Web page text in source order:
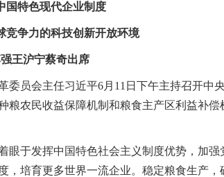
国特色现代企业制度
竞争力的科技创新开放环境
王沪宁蔡奇出席
员会主任习近平6月11日下午主持召开中
农民收益保障机制和粮食主产区利益补
于发挥中国特色社会主义制度优势，加
培育更多世界一流企业。稳定粮食生产